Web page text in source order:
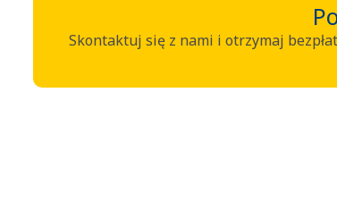
Skontaktuj się z nami i otrzymaj